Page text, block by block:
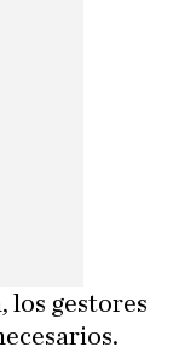
los gestores